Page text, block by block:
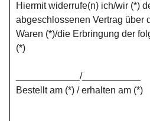
Hiermit widerrufe(n) ich/wir (*)
abgeschlossenen Vertrag über
Waren (*)/die Erbringung der
(*)
____________/___________
Bestellt am (*) / erhalten am (*)